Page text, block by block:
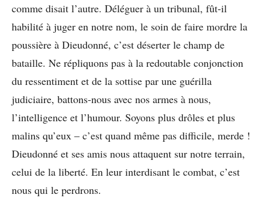
comme disait l’autre. Déléguer à un tribunal, fût-il
habilité à juger en notre nom, le soin de faire mordre la
poussière à Dieudonné, c’est déserter le champ de
bataille. Ne répliquons pas à la redoutable conjonction
du ressentiment et de la sottise par une guérilla
judiciaire, battons-nous avec nos armes à nous,
l’intelligence et l’humour. Soyons plus drôles et plus
malins qu’eux – c’est quand même pas difficile, merde !
Dieudonné et ses amis nous attaquent sur notre terrain,
celui de la liberté. En leur interdisant le combat, c’est
nous qui le perdrons.